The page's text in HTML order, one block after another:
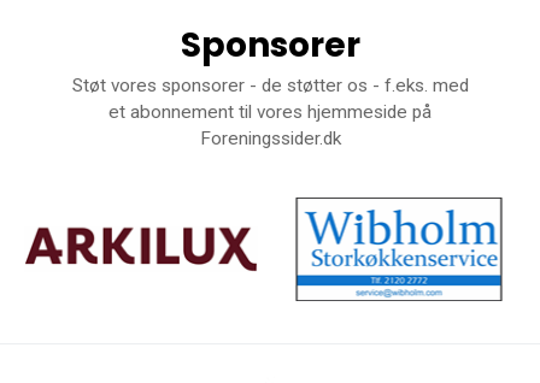
Sponsorer
Støt vores sponsorer - de støtter os - f.eks. med
et abonnement til vores hjemmeside på
Foreningssider.dk